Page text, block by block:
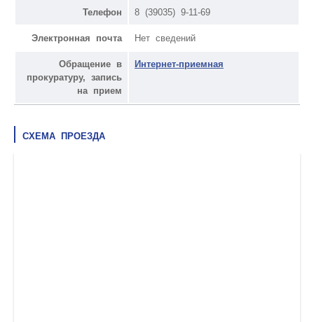
Телефон 8 (39035) 9-11-69
Электронная почта Нет сведений
Обращение в
прокуратуру, запись
на прием
Интернет-приемная
СХЕМА ПРОЕЗДА